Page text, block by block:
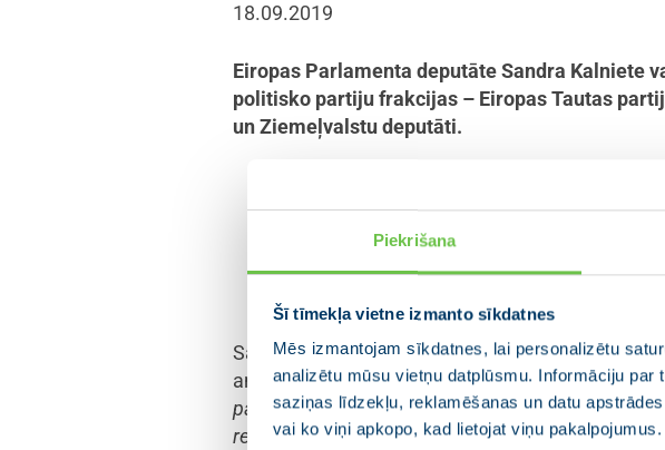
Piekrišana
Šī tīmekļa vietne izmanto sīkdatnes
Mēs izmantojam sīkdatnes, lai personalizētu
analizētu mūsu vietņu datplūsmu. Informāciju
saziņas līdzekļu, reklamēšanas un datu
vai ko viņi apkopo, kad lietojat viņu pakalpojumus.
18.09.2019
Eiropas Parlamenta deputāte Sandra Kalniete
politisko partiju frakcijas – Eiropas Tautas
un Ziemeļvalstu deputāti.
vienotību un gādātu par valstu drošību. Latvijas
Sandra Kalniete norāda, ka arī iepriekšējā
amatā bija saistīti ar ārlietām un ES vērtībām. “
partnerības valstīm, it īpaši Ukrainu, Gruziju,
reformas. Tāpat daudz paveikts, lai formulētu